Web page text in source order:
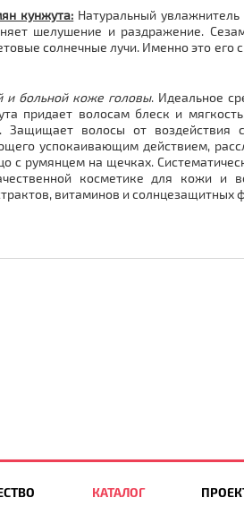
кунжута: Натуральный
шелушение и раздражение.
солнечные лучи. Именно это
и больной коже головы. Идеальное
придает волосам блеск и
Защищает волосы от
успокаивающим действием,
с румянцем на щечках.
косметике для кожи и
витаминов и солнцезащитных
КАТАЛОГ